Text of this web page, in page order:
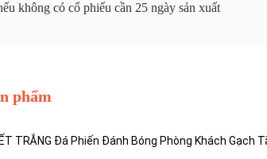
không có cổ phiếu cần 25 ngày sản xuất
phẩm
TRẮNG Đá Phiến Đánh Bóng Phòng Khách